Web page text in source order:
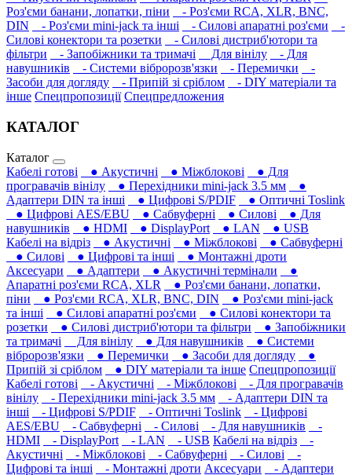
Роз'єми банани, лопатки, піни
- Роз'єми RCA, XLR, BNC,
DIN
- Роз'єми mini-jack та інші - Силові апаратні роз'єми
-
Силові конектори та розетки
- Силові дистриб'ютори та
фільтри
- Запобіжники та тримачі Для вінілу
- Для
навушників‎
- Системи вібророзв'язки - Перемички
-
Засоби для догляду
- Припій зі сріблом
- DIY матеріали та
інше Спецпропозиції Спецпредложения
КАТАЛОГ
Каталог
Кабелі готові
● Акустичні ● Міжблокові
● Для
програвачів вінілу
● Перехідники mini-jack 3.5 мм
●
Адаптери DIN та інші
● Цифрові S/PDIF
● Оптичні Toslink
● Цифрові AES/EBU
● Сабвуферні ● Силові
● Для
навушників‎
● HDMI ● DisplayPort ● LAN
● USB
Кабелі на відріз
● Акустичні ● Міжблокові
● Сабвуферні
● Силові
● Цифрові та інші
● Монтажні дроти
Аксесуари
● Адаптери ● Акустичні термінали
●
Апаратні роз'єми RCA, XLR
● Роз'єми банани, лопатки,
піни
● Роз'єми RCA, XLR, BNC, DIN
● Роз'єми mini-jack
та інші
● Силові апаратні роз'єми
● Силові конектори та
розетки
● Силові дистриб'ютори та фільтри
● Запобіжники
та тримачі
Для вінілу ● Для навушників‎
● Системи
вібророзв'язки
● Перемички ● Засоби для догляду
●
Припій зі сріблом
● DIY матеріали та інше Спецпропозиції
Кабелі готові
- Акустичні - Міжблокові
- Для програвачів
вінілу
- Перехідники mini-jack 3.5 мм
- Адаптери DIN та
інші
- Цифрові S/PDIF - Оптичні Toslink
- Цифрові
AES/EBU
- Сабвуферні - Силові - Для навушників‎
-
HDMI
- DisplayPort - LAN - USB Кабелі на відріз
-
Акустичні
- Міжблокові - Сабвуферні - Силові
-
Цифрові та інші
- Монтажні дроти Аксесуари - Адаптери